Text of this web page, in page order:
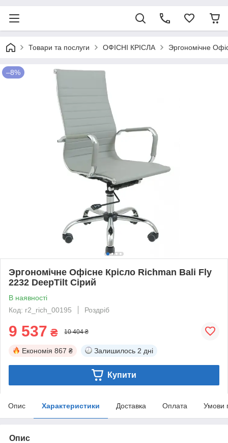
Товари та послуги ОФІСНІ КРІСЛА Эргономічне
–8%
Эргономічне Офісне Крісло Richman Bali Fly
2232 DeepTilt Сірий
В наявності
Код: r2_rich_00195
Роздріб
9 537 ₴ 10 404 ₴
Економія 867 ₴ Залишилось 2 дні
Купити
Опис Характеристики Доставка Оплата Умови
Опис